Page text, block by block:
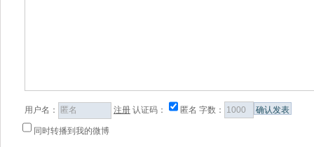
用户名： 注册 认证码： 匿名 字数：
同时转播到我的微博